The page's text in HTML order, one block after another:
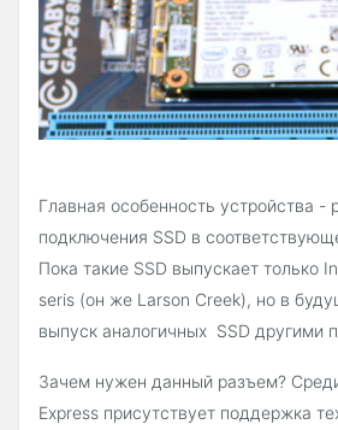
Главная особенность устройства -
подключения SSD в
Пока такие SSD выпускает только
seris (он же Larson Creek), но в
выпуск аналогичных SSD другими
Зачем нужен данный разъем?
Express присутствует поддержка